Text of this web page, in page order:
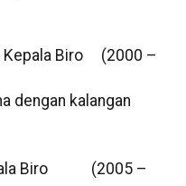
Kepala Biro (2000 –
dengan kalangan
Biro (2005 –